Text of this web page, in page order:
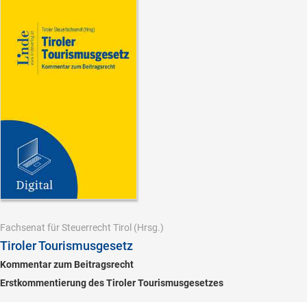
Fachsenat für Steuerrecht Tirol (Hrsg.)
Tiroler Tourismusgesetz
Kommentar zum Beitragsrecht
Erstkommentierung des Tiroler Tourismusgesetzes